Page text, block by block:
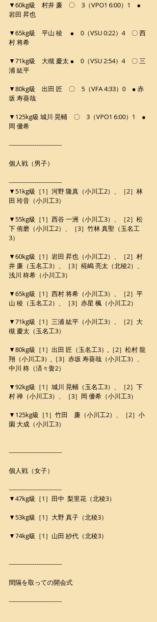
▼60kg級　村井 廉　〇　3（VPO1 6:00）1　●
岩田 昇也
▼65kg級　平山 稜　 ●　0（VSU 0:22）4　〇 西
村 将希
▼71kg級　大槻 慶太 ●　0（VSU 2:54）4　〇 三
浦 紘平
▼80kg級　出田 匠　〇　5（VFA 4:33）0　● 赤
坂 寿葵哉
▼125kg級 城川 晃輔　〇　3（VPO1 6:00）1　●
岡 優希
---------------------------
個人戦（男子）
---------------------------
▼51kg級［1］河野 隆真（小川工2）、［2］林
田 玲音（小川工3）
▼55kg級［1］西谷 一洲（小川工3）、［2］松
下 侑磨（小川工2）、［3］竹林 真聖（玉名工
3）
▼60kg級［1］岩田 昇也（小川工2）、［2］村
井 廉（玉名工3）、［3］椛嶋 亮太（北稜2）、
浅川 柊希（小川工3）
▼65kg級［1］西村 将希（小川工3）、［2］平
山 稜（玉名工2）、［3］赤星 楓（小川工2）
▼71kg級［1］三浦 紘平（小川工3）、［2］大
槻 慶太（玉名工3）
▼80kg級［1］出田 匠（玉名工3）,［2］松村 龍
翔（小川工3）,［3］赤坂 寿葵哉（小川工3）、
中川 柊（済々黌2）
▼92kg級［1］城川 晃輔（玉名工3）、［2］下
村 禅（小川工3）、［3］岡 優希（小川工3）
▼125kg級［1］竹田　廉（小川工2）、［2］小
園 大成（小川工3）
---------------------------
個人戦（女子）
---------------------------
▼47kg級［1］田中  梨里花（北稜3）
▼53kg級［1］大野 真子（北稜3）
▼74kg級［1］山田 紗代（北稜3）
---------------------------
間隔を取っての開会式
---------------------------